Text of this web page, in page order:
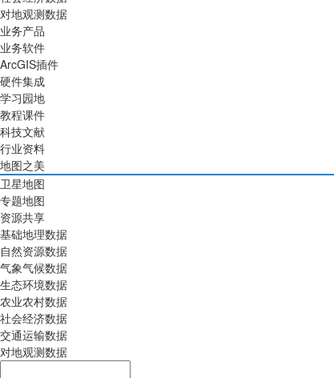
对地观测数据
业务产品
业务软件
ArcGIS插件
硬件集成
学习园地
教程课件
科技文献
行业资料
地图之美
卫星地图
专题地图
资源共享
基础地理数据
自然资源数据
气象气候数据
生态环境数据
农业农村数据
社会经济数据
交通运输数据
对地观测数据